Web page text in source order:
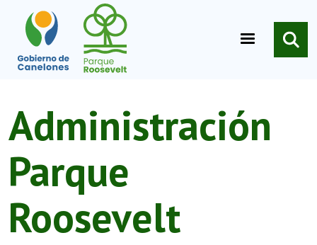
Pasar al contenido principal
Administración
Parque
Roosevelt